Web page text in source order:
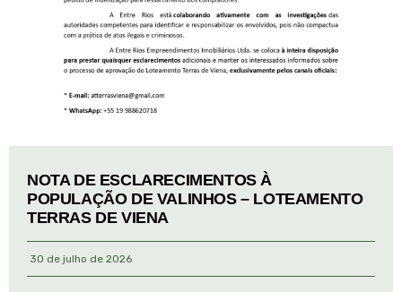
NOTA DE ESCLARECIMENTOS À
POPULAÇÃO DE VALINHOS – LOTEAMENTO
TERRAS DE VIENA
30 de julho de 2026